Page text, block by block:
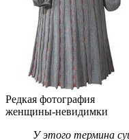
Редкая фотография
женщины-невидимки
У этого термина